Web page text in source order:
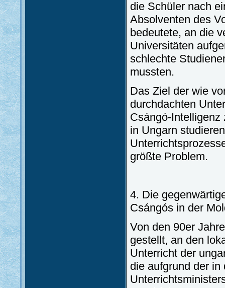
die Schüler nach
Absolventen des
bedeutete, an die
Universitäten
schlechte
mussten.
Das Ziel der wie
durchdachten
Csángó-Intelligenz
in Ungarn
größte Problem.
4. Die
Csángós in der
Von den 90er
gestellt, an den
Unterricht der
die aufgrund der